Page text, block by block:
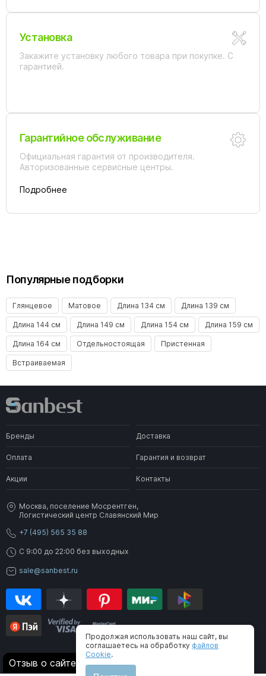
Установка
Закажите установку любого товара при покупке. С
гарантией.
Гарантийное обслуживание
Официальная гарантия от производителя.
Авторизованные сервисные центры.
Подробнее
Популярные подборки
Глянцевое Матовое Длина 134 см Длина 139 см
Длина 144 см Длина 149 см Длина 154 см Длина 159 см
Длина 164 см Отдельностоящая Пристенная
Встраиваемая
Бренды Доставка
Оплата Гарантия и возврат
Акции Контакты
Москва, поселение Мосрентген,
Логистический центр Славянский Мир
+7 (495) 565 35 88
C 9:00 до 22:00 без выходных
sale@sanbest.ru
® 2006-2026 SanBest. Все права защищены
Отзыв о сайте
Продолжая использовать наш сайт, вы
соглашаетесь на обработку файлов
Cookie.